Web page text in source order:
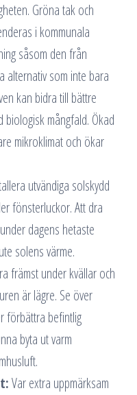
Gröna tak och
i kommunala
såsom den från
alternativ som inte bara
kan bidra till bättre
mångfald. Ökad
mikroklimat och ökar
utvändiga solskydd
fönsterluckor. Att dra
dagens hetaste
solens värme.
främst under kvällar och
är lägre. Se över
förbättra befintlig
byta ut varm
Var extra uppmärksam